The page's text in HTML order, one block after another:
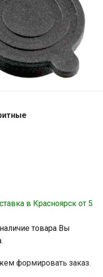
в Красноярск от 5
товара Вы
формировать заказ.